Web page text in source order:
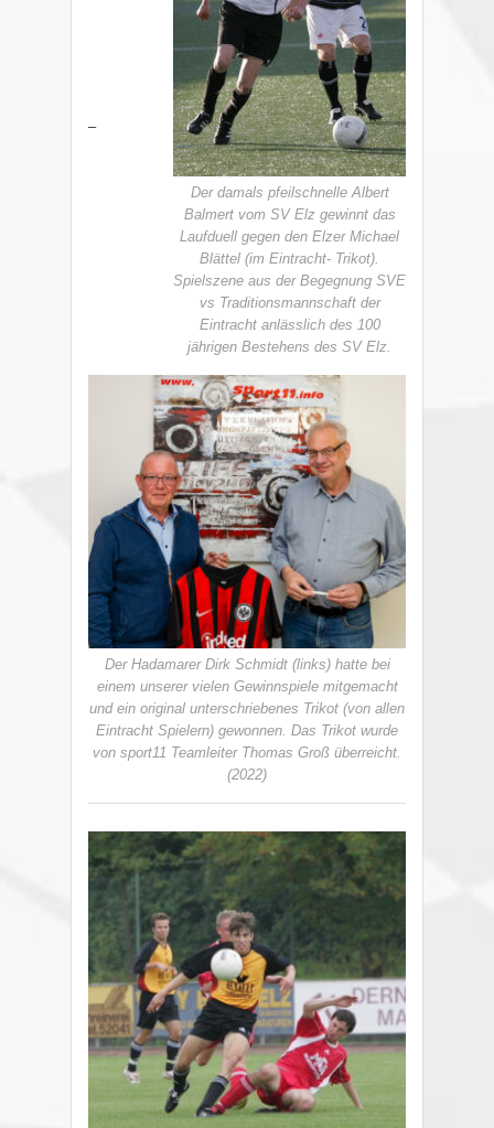
Der damals pfeilschnelle Albert
Balmert vom SV Elz gewinnt das
Laufduell gegen den Elzer Michael
Blättel (im Eintracht- Trikot).
Spielszene aus der Begegnung SVE
vs Traditionsmannschaft der
Eintracht anlässlich des 100
jährigen Bestehens des SV Elz.
Der Hadamarer Dirk Schmidt (links) hatte bei
einem unserer vielen Gewinnspiele mitgemacht
und ein original unterschriebenes Trikot (von allen
Eintracht Spielern) gewonnen. Das Trikot wurde
von sport11 Teamleiter Thomas Groß überreicht.
(2022)
–